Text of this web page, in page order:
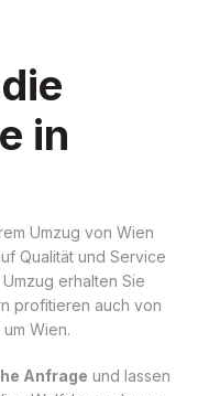
in
Umzug von Wien
Qualität und Service
erhalten Sie
profitieren auch von
Wien.
Anfrage und lassen